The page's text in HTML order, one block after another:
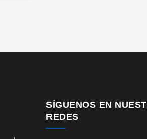
SÍGUENOS EN
REDES